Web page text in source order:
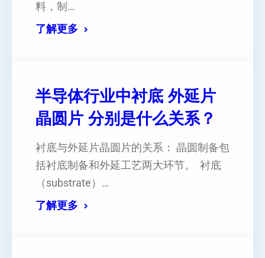
料，制…
了解更多
半导体行业中衬底 外延片
晶圆片 分别是什么关系？
衬底与外延片晶圆片的关系： 晶圆制备包
括衬底制备和外延工艺两大环节。 衬底
（substrate）…
了解更多